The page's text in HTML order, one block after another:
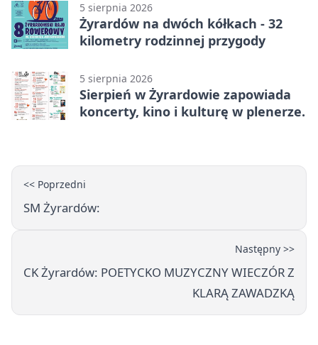
5 sierpnia 2026
Żyrardów na dwóch kółkach - 32
kilometry rodzinnej przygody
5 sierpnia 2026
Sierpień w Żyrardowie zapowiada
koncerty, kino i kulturę w plenerze.
<< Poprzedni
SM Żyrardów:
Następny >>
CK Żyrardów: POETYCKO MUZYCZNY WIECZÓR Z
KLARĄ ZAWADZKĄ